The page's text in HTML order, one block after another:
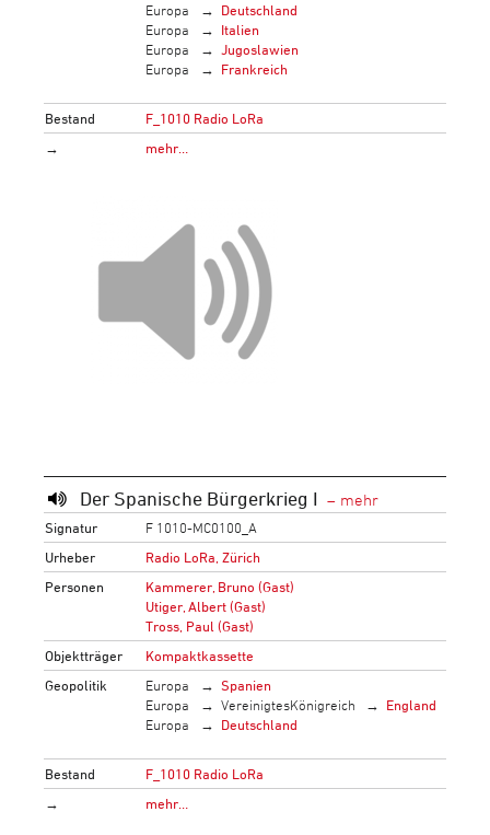
Europa
Deutschland
Europa
Italien
Europa
Jugoslawien
Europa
Frankreich
Bestand
F_1010 Radio LoRa
→
mehr…
Der Spanische Bürgerkrieg I
Signatur
F 1010-MC0100_A
Urheber
Radio LoRa, Zürich
Personen
Kammerer, Bruno (Gast)
Utiger, Albert (Gast)
Tross, Paul (Gast)
Objektträger
Kompaktkassette
Geopolitik
Europa
Spanien
Europa
VereinigtesKönigreich
England
Europa
Deutschland
Bestand
F_1010 Radio LoRa
→
mehr…